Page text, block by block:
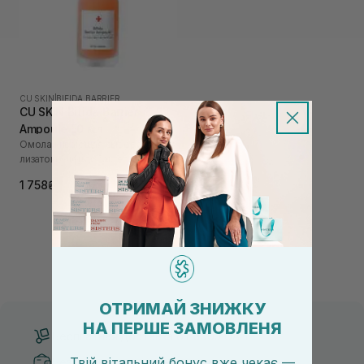
CU SKIN|BIFIDA BARRIER
CU SKIN Bifida Barrier
Ampoule 50 мл
Омолаживающая сыворотка с
лизатом бифидобактерий 76%
1 758₴
Бесплатная доставка от 3000 UAH
ОТРИМАЙ ЗНИЖКУ
НА ПЕРШЕ ЗАМОВЛЕНЯ